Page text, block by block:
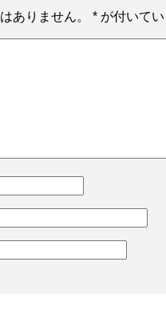
ありません。 * が付いて